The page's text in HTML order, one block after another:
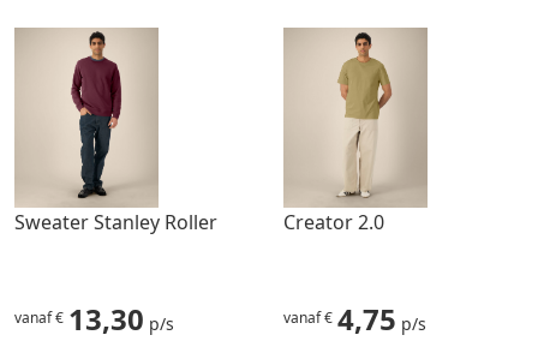
Sweater Stanley Roller
vanaf € 13,30 p/s
Creator 2.0
vanaf € 4,75 p/s